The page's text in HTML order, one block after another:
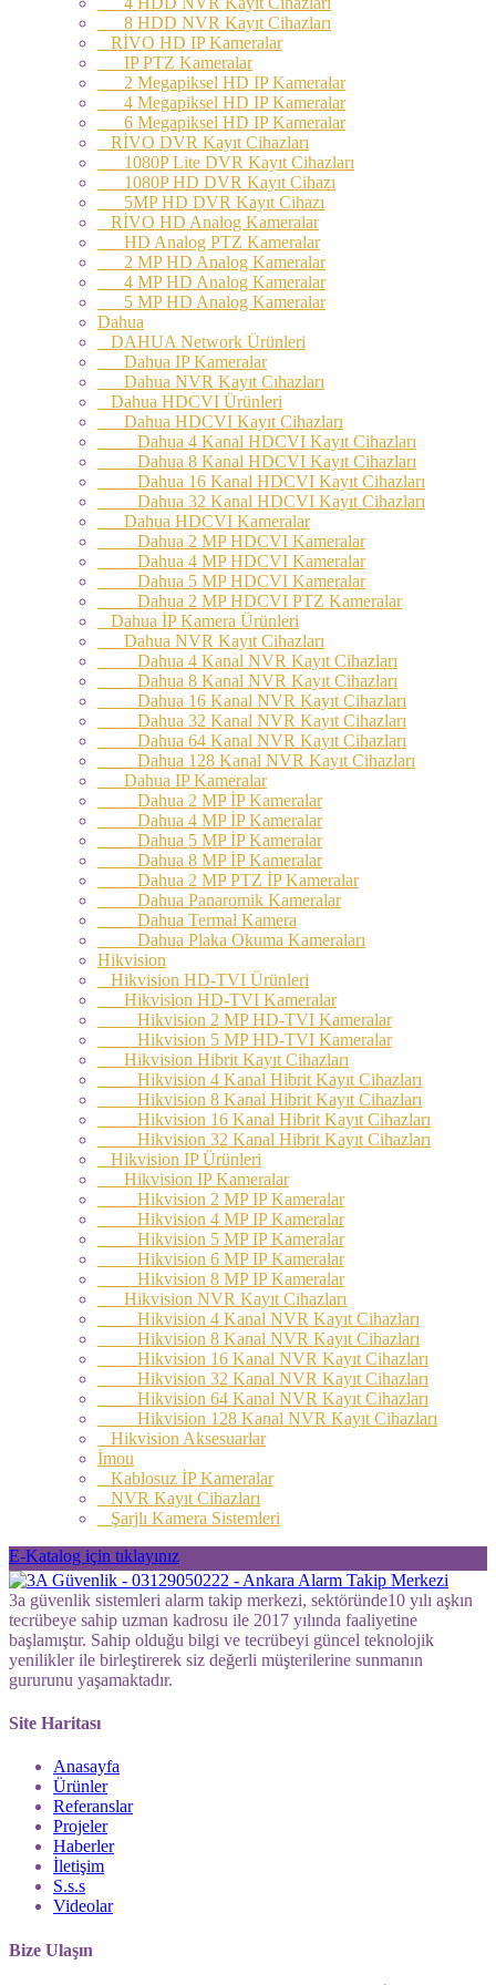
8 HDD NVR Kayıt Cihazları
RİVO HD IP Kameralar
IP PTZ Kameralar
2 Megapiksel HD IP Kameralar
4 Megapiksel HD IP Kameralar
6 Megapiksel HD IP Kameralar
RİVO DVR Kayıt Cihazları
1080P Lite DVR Kayıt Cihazları
1080P HD DVR Kayıt Cihazı
5MP HD DVR Kayıt Cihazı
RİVO HD Analog Kameralar
HD Analog PTZ Kameralar
2 MP HD Analog Kameralar
4 MP HD Analog Kameralar
5 MP HD Analog Kameralar
Dahua
DAHUA Network Ürünleri
Dahua IP Kameralar
Dahua NVR Kayıt Cıhazları
Dahua HDCVI Ürünleri
Dahua HDCVI Kayıt Cihazları
Dahua 4 Kanal HDCVI Kayıt Cihazları
Dahua 8 Kanal HDCVI Kayıt Cihazları
Dahua 16 Kanal HDCVI Kayıt Cihazları
Dahua 32 Kanal HDCVI Kayıt Cihazları
Dahua HDCVI Kameralar
Dahua 2 MP HDCVI Kameralar
Dahua 4 MP HDCVI Kameralar
Dahua 5 MP HDCVI Kameralar
Dahua 2 MP HDCVI PTZ Kameralar
Dahua İP Kamera Ürünleri
Dahua NVR Kayıt Cihazları
Dahua 4 Kanal NVR Kayıt Cihazları
Dahua 8 Kanal NVR Kayıt Cihazları
Dahua 16 Kanal NVR Kayıt Cihazları
Dahua 32 Kanal NVR Kayıt Cihazları
Dahua 64 Kanal NVR Kayıt Cihazları
Dahua 128 Kanal NVR Kayıt Cihazları
Dahua IP Kameralar
Dahua 2 MP İP Kameralar
Dahua 4 MP İP Kameralar
Dahua 5 MP İP Kameralar
Dahua 8 MP İP Kameralar
Dahua 2 MP PTZ İP Kameralar
Dahua Panaromik Kameralar
Dahua Termal Kamera
Dahua Plaka Okuma Kameraları
Hikvision
Hikvision HD-TVI Ürünleri
Hikvision HD-TVI Kameralar
Hikvision 2 MP HD-TVI Kameralar
Hikvision 5 MP HD-TVI Kameralar
Hikvision Hibrit Kayıt Cihazları
Hikvision 4 Kanal Hibrit Kayıt Cihazları
Hikvision 8 Kanal Hibrit Kayıt Cihazları
Hikvision 16 Kanal Hibrit Kayıt Cihazları
Hikvision 32 Kanal Hibrit Kayıt Cihazları
Hikvision IP Ürünleri
Hikvision IP Kameralar
Hikvision 2 MP IP Kameralar
Hikvision 4 MP IP Kameralar
Hikvision 5 MP IP Kameralar
Hikvision 6 MP IP Kameralar
Hikvision 8 MP IP Kameralar
Hikvision NVR Kayıt Cihazları
Hikvision 4 Kanal NVR Kayıt Cihazları
Hikvision 8 Kanal NVR Kayıt Cihazları
Hikvision 16 Kanal NVR Kayıt Cihazları
Hikvision 32 Kanal NVR Kayıt Cihazları
Hikvision 64 Kanal NVR Kayıt Cihazları
Hikvision 128 Kanal NVR Kayıt Cihazları
Hikvision Aksesuarlar
İmou
Kablosuz İP Kameralar
NVR Kayıt Cihazları
Şarjlı Kamera Sistemleri
E-Katalog için tıklayınız
3a güvenlik sistemleri alarm takip merkezi, sektöründe10 yılı aşkın
tecrübeye sahip uzman kadrosu ile 2017 yılında faaliyetine
başlamıştır. Sahip olduğu bilgi ve tecrübeyi güncel teknolojik
yenilikler ile birleştirerek siz değerli müşterilerine sunmanın
gururunu yaşamaktadır.
Site Haritası
Anasayfa
Ürünler
Referanslar
Projeler
Haberler
İletişim
S.s.s
Videolar
Bize Ulaşın